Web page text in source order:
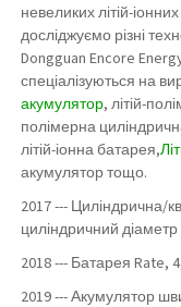
невеликих літій-
досліджуємо різні
Dongguan Encore
спеціалізуються на
акумулятор, літій-
полімерна
літій-іонна батарея,
акумулятор тощо.
2017 --- Циліндрична/
циліндричний
2018 --- Батарея Rate,
2019 --- Акумулятор